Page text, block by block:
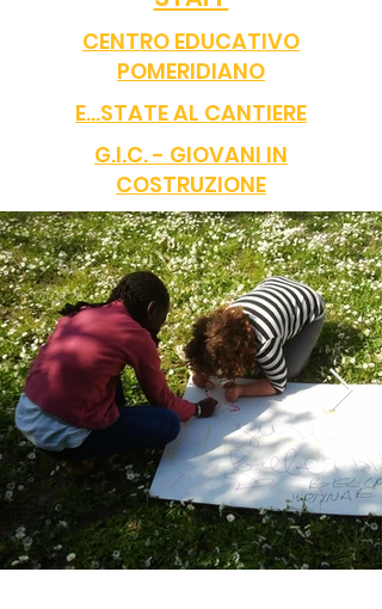
CENTRO EDUCATIVO
POMERIDIANO
E...STATE AL CANTIERE
G.I.C. - GIOVANI IN
COSTRUZIONE